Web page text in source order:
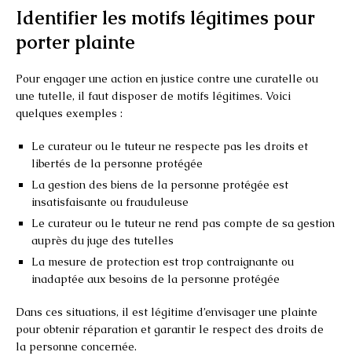
Identifier les motifs légitimes pour
porter plainte
Pour engager une action en justice contre une curatelle ou
une tutelle, il faut disposer de motifs légitimes. Voici
quelques exemples :
Le curateur ou le tuteur ne respecte pas les droits et
libertés de la personne protégée
La gestion des biens de la personne protégée est
insatisfaisante ou frauduleuse
Le curateur ou le tuteur ne rend pas compte de sa gestion
auprès du juge des tutelles
La mesure de protection est trop contraignante ou
inadaptée aux besoins de la personne protégée
Dans ces situations, il est légitime d’envisager une plainte
pour obtenir réparation et garantir le respect des droits de
la personne concernée.